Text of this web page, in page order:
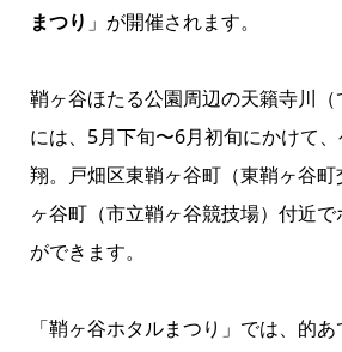
まつり 」が開催されます。
鞘ヶ谷ほたる公園周辺の天籟寺川（
には、5月下旬〜6月初旬にかけて
翔。戸畑区東鞘ヶ谷町（東鞘ヶ谷
ヶ谷町（市立鞘ヶ谷競技場）付近
ができます。
「鞘ヶ谷ホタルまつり」では、的